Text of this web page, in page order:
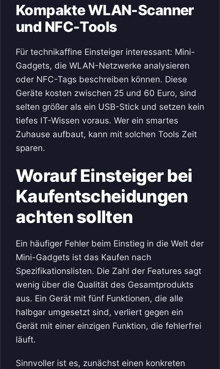
Kompakte WLAN-Scanner
und NFC-Tools
Für technikaffine Einsteiger interessant: Mini-
Gadgets, die WLAN-Netzwerke analysieren
oder NFC-Tags beschreiben können. Diese
Geräte kosten zwischen 25 und 60 Euro, sind
selten größer als ein USB-Stick und setzen kein
tiefes IT-Wissen voraus. Wer ein smartes
Zuhause aufbaut, kann mit solchen Tools Zeit
sparen.
Worauf Einsteiger bei
Kaufentscheidungen
achten sollten
Ein häufiger Fehler beim Einstieg in die Welt der
Mini-Gadgets ist das Kaufen nach
Spezifikationslisten. Die Zahl der Features sagt
wenig über die Qualität des Gesamtprodukts
aus. Ein Gerät mit fünf Funktionen, die alle
halbgar umgesetzt sind, verliert gegen ein
Gerät mit einer einzigen Funktion, die fehlerfrei
läuft.
Sinnvoller ist es, zunächst einen konkreten